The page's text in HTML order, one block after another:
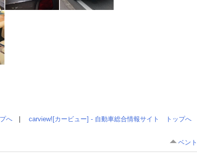
へ carview![カービュー] - 自動車総合情報サイト トップへ
ベン